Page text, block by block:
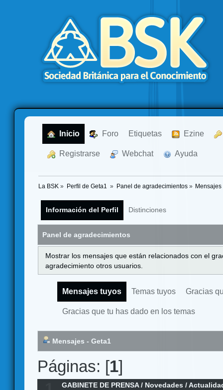
Inicio Foro Etiquetas Ezine
Registrarse Webchat Ayuda
La BSK » Perfil de Geta1 » Panel de agradecimientos» Mensajes
Información del Perfil Distinciones
Panel de agradecimientos
Mostrar los mensajes que están relacionados con el
agradecimiento otros usuarios.
Mensajes tuyos Temas tuyos Gracias
Gracias que tu has dado en los temas
Mensajes - Geta1
Páginas: [1]
GABINETE DE PRENSA/ Novedades /